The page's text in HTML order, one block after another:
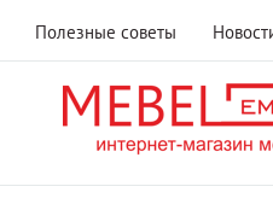
Полезные советы